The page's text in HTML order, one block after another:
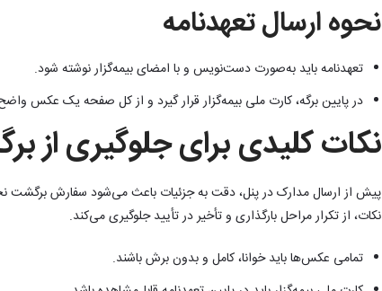
نحوه ارسال تعهدنامه
تعهدنامه باید به‌صورت دست‌نویس و با امضای بیمه‌گزار نوشته شود.
در پایین برگه، کارت ملی بیمه‌گزار قرار گیرد و از کل صفحه یک عکس
نکات کلیدی برای جلوگیری از
پیش از ارسال مدارک در پنل، دقت به جزئیات باعث می‌شود سفارش برگشت
نکات، از تکرار مراحل بارگذاری و تأخیر در تأیید جلوگیری می‌کند.
تمامی عکس‌ها باید خوانا، کامل و بدون برش باشند.